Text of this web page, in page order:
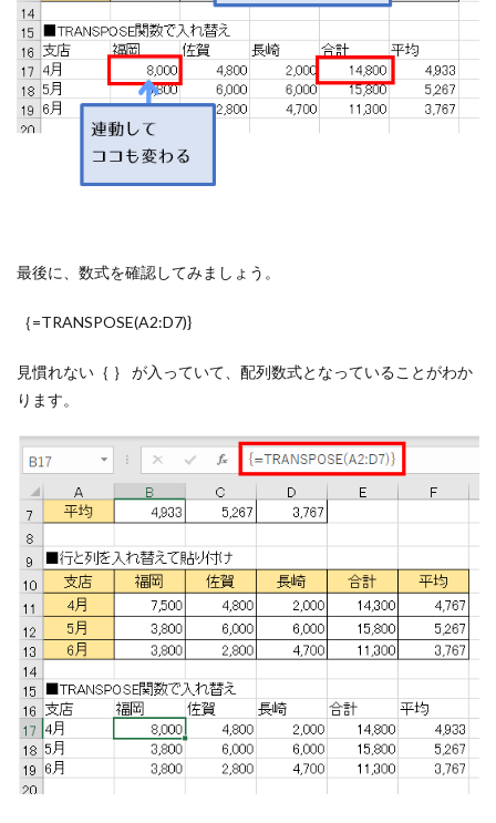
最後に、数式を確認してみましょう。
｛=TRANSPOSE(A2:D7)}
見慣れない｛ ｝ が入っていて、配列数式となっていることがわか
ります。